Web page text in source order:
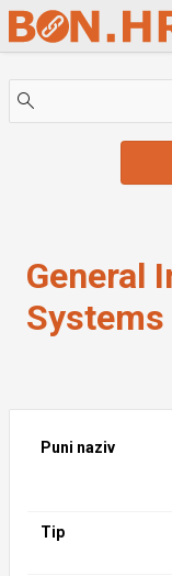
Skip to Main Content
General
Systems
Puni naziv
Tip